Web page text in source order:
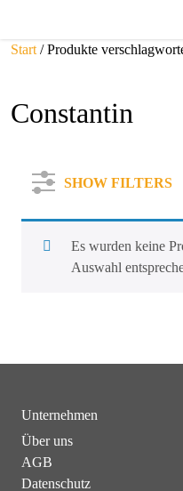
Start / Produkte
Constantin
SHOW FILTERS
Es wurden keine
Auswahl
Unternehmen
Über uns
AGB
Datenschutz